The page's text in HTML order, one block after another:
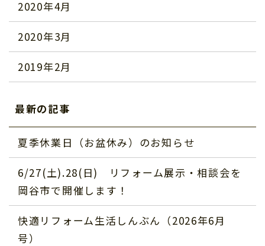
2020年4月
2020年3月
2019年2月
最新の記事
夏季休業日（お盆休み）のお知らせ
6/27(土).28(日) リフォーム展示・相談会を
岡谷市で開催します！
快適リフォーム生活しんぶん（2026年6月
号）